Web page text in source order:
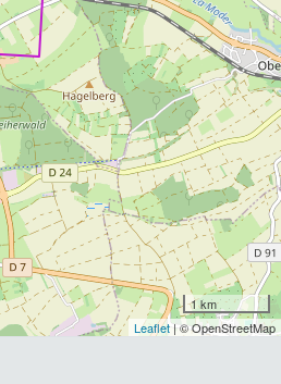
1 km
Leaflet| © OpenStreetMap